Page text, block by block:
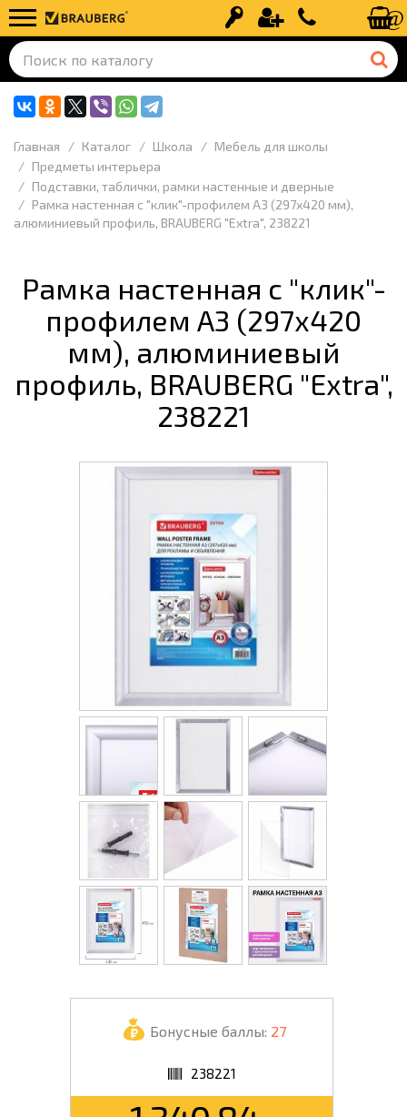
Вход Регистрация+7 (499) 110-
Главная Каталог Школа
Мебель для школы
Предметы интерьера
Подставки, таблички, рамки настенные и дверные
Рамка настенная с "клик"-профилем А3 (297х420 мм),
алюминиевый профиль, BRAUBERG "Extra", 238221
Рамка настенная с "клик"-
профилем А3 (297х420
мм), алюминиевый
профиль, BRAUBERG "Extra",
238221
Бонусные баллы: 27
238221